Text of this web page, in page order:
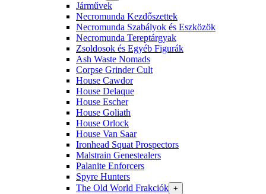
Járművek
Necromunda Kezdőszettek
Necromunda Szabályok és Eszközök
Necromunda Tereptárgyak
Zsoldosok és Egyéb Figurák
Ash Waste Nomads
Corpse Grinder Cult
House Cawdor
House Delaque
House Escher
House Goliath
House Orlock
House Van Saar
Ironhead Squat Prospectors
Malstrain Genestealers
Palanite Enforcers
Spyre Hunters
The Old World Frakciók +